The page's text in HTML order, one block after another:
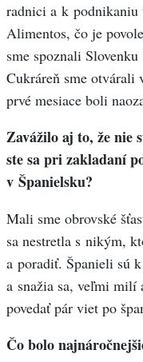
radnici a k podnikaniu
Alimentos, čo je
sme spoznali
Cukráreň sme otvárali
prvé mesiace boli
Zavážilo aj to, že nie
ste sa pri zakladaní
v Španielsku?
Mali sme obrovské
sa nestretla s nikým,
a poradiť. Španieli sú
a snažia sa, veľmi milí
povedať pár viet po
Čo bolo